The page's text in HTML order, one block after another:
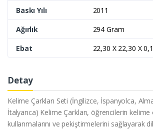
Baskı Yılı
2011
Ağırlık
294 Gram
Ebat
22,30 X 22,30 X
Detay
Kelime Çarkları Seti (İngilizce, İspanyolca,
İtalyanca) Kelime Çarkları, öğrencilerin
kullanmalarını ve pekiştirmelerini sağlayarak